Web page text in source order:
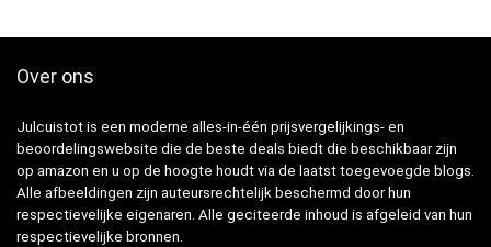
Over ons
Julcuistot is een moderne alles-in-één prijsvergelijkings- en
beoordelingswebsite die de beste deals biedt die beschikbaar zijn
op amazon en u op de hoogte houdt via de laatst toegevoegde blogs.
Alle afbeeldingen zijn auteursrechtelijk beschermd door hun
respectievelijke eigenaren. Alle geciteerde inhoud is afgeleid van hun
respectievelijke bronnen.